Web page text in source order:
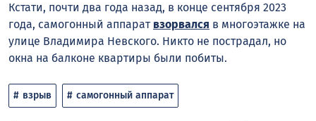
Кстати, почти два года назад, в конце сентября 2023
года, самогонный аппарат взорвался в многоэтажке на
улице Владимира Невского. Никто не пострадал, но
окна на балконе квартиры были побиты.
взрыв самогонный аппарат